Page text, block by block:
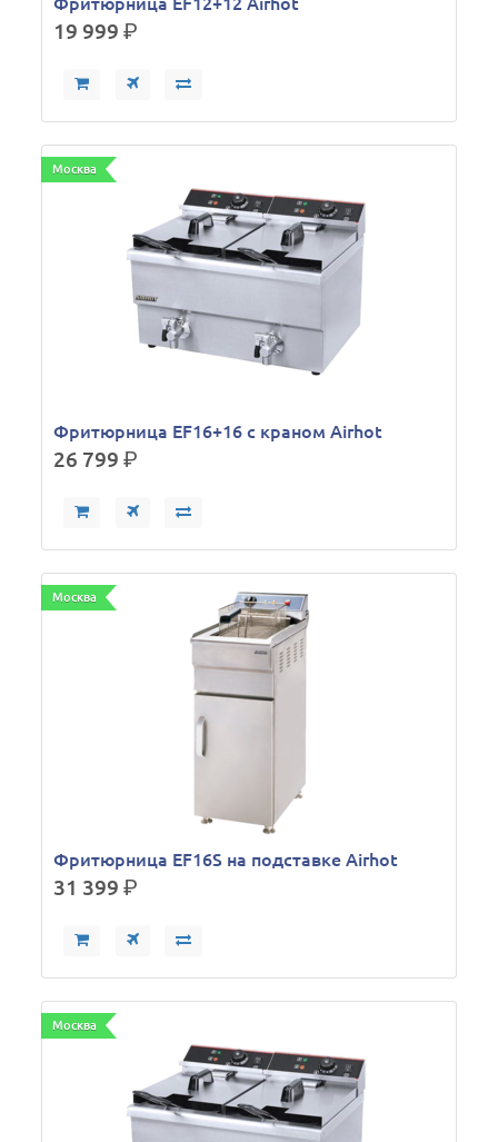
19 999р.
Москва
Фритюрница EF16+16 с краном Airhot
26 799р.
Москва
Фритюрница EF16S на подставке Airhot
31 399р.
Москва